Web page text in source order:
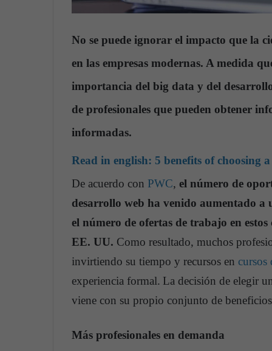
No se puede ignorar el impacto que la
en las empresas modernas. A medida
importancia del big data y del
de profesionales que pueden obtener
informadas.
Read in english: 5 benefits of choosing
De acuerdo con PWC, el número de
desarrollo web ha venido aumentado a
el número de ofertas de trabajo en
EE. UU. Como resultado, muchos
invirtiendo su tiempo y recursos en cursos
experiencia formal. La decisión de elegir
viene con su propio conjunto de
Más profesionales en demanda